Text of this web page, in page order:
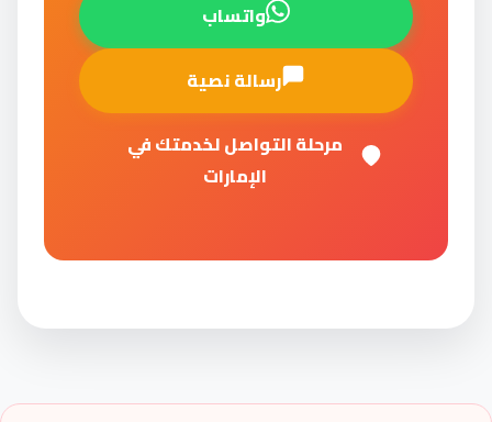
واتساب
رسالة نصية
مرحلة التواصل لخدمتك في
الإمارات